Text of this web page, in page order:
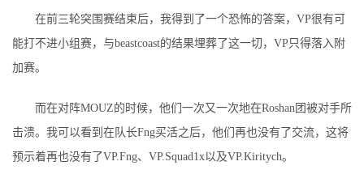
在前三轮突围赛结束后，我得到了一个恐怖的答案，VP很有可
能打不进小组赛，与beastcoast的结果埋葬了这一切，VP只得落入附
加赛。
而在对阵MOUZ的时候，他们一次又一次地在Roshan团被对手所
击溃。我可以看到在队长Fng买活之后，他们再也没有了交流，这将
预示着再也没有了VP.Fng、VP.Squad1x以及VP.Kiritych。